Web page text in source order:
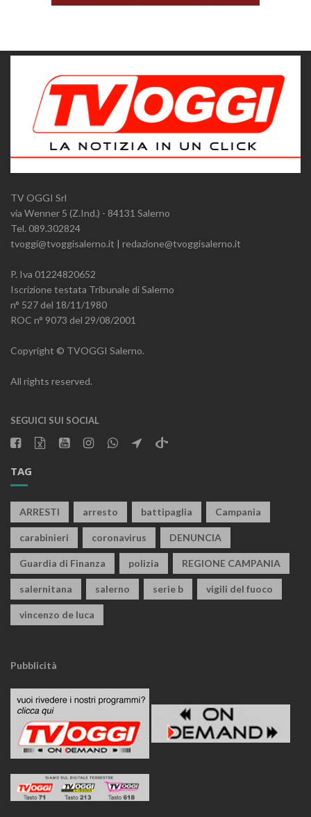
TV OGGI Srl
via Wenner 5 (Z.Ind.) - 84131 Salerno
Tel. 089.302824
tvoggi@tvoggisalerno.it | redazione@tvoggisalerno.it
P. Iva 01224820652
Iscrizione testata Tribunale di Salerno
n° 527 del 18/11/1980
ROC n° 9073 del 29/08/2001
Copyright © TVOGGI Salerno.
All rights reserved.
SEGUICI SUI SOCIAL
TAG
ARRESTI arresto battipaglia Campania
carabinieri coronavirus DENUNCIA
Guardia di Finanza polizia REGIONE CAMPANIA
salernitana salerno serie b vigili del fuoco
vincenzo de luca
Pubblicità